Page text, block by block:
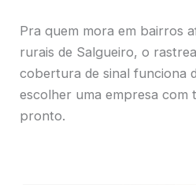
Pra quem mora em bairros
rurais de Salgueiro, o
cobertura de sinal funciona
escolher uma empresa com
pronto.